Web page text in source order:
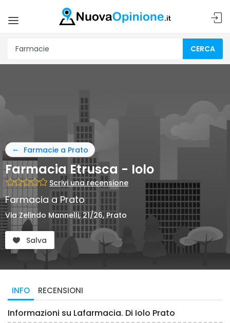
CERCA
Farmacie a Prato
Farmacia Etrusca - Iolo
Scrivi una recensione
Farmacia a Prato
Via Zelindo Mannelli, 21/26, Prato
Salva
INFO RECENSIONI
Informazioni su Lafarmacia. Di Iolo Prato